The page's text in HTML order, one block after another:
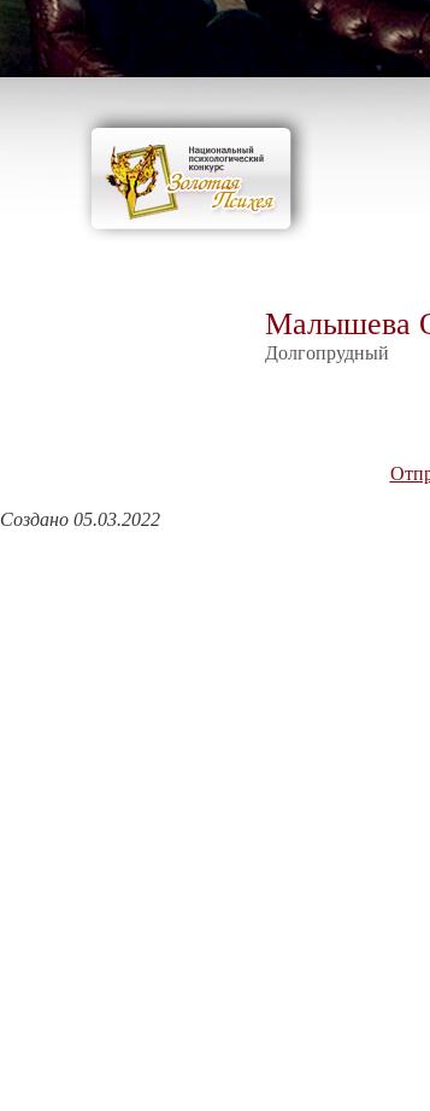
Малышева
Долгопрудный
Создано 05.03.2022